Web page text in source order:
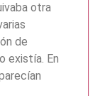
otra
de
existía. En